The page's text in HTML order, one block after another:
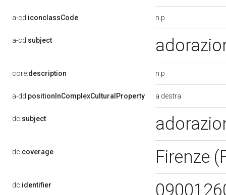
a-cd:iconclassCode n.p
a-cd:subject
core:description n.p
a-dd:positionInComplexCulturalProperty a destra
dc:subject
dc:coverage Firenze
dc:identifier